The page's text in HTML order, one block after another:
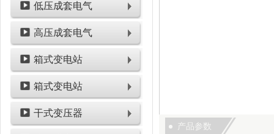
低压成套电气
高压成套电气
箱式变电站
箱式变电站
干式变压器
产品参数